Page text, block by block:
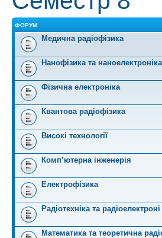
ФОРУМ
Медична радіофізика
Нанофізика та наноелектроніка
Фізична електроніка
Квантова радіофізика
Високі технології
Комп’ютерна інженерія
Електрофізика
Радіотехніка та
Математика та теоретична